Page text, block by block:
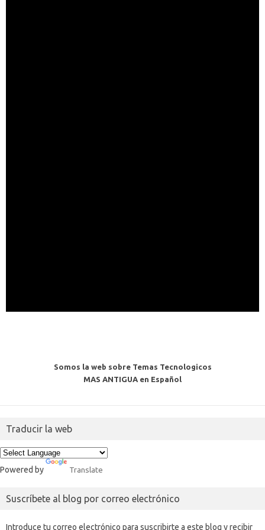
Somos la web sobre Temas Tecnologicos
MAS ANTIGUA en Español
Traducir la web
Powered by Translate
Suscríbete al blog por correo electrónico
Introduce tu correo electrónico para suscribirte a este blog y recibir